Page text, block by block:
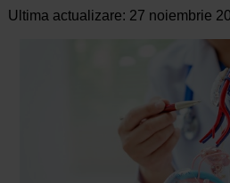
Ultima actualizare: 27 noiembrie